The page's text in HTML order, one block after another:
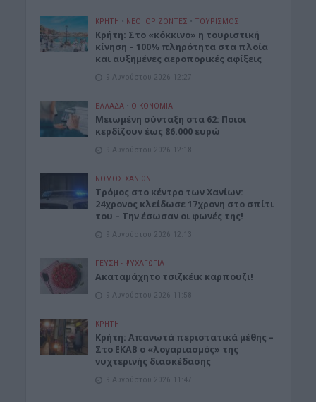
ΚΡΗΤΗ • ΝΕΟΙ ΟΡΙΖΟΝΤΕΣ • ΤΟΥΡΙΣΜΟΣ
Κρήτη: Στο «κόκκινο» η τουριστική
κίνηση – 100% πληρότητα στα πλοία
και αυξημένες αεροπορικές αφίξεις
9 Αυγούστου 2026 12:27
ΕΛΛΑΔΑ • ΟΙΚΟΝΟΜΙΑ
Μειωμένη σύνταξη στα 62: Ποιοι
κερδίζουν έως 86.000 ευρώ
9 Αυγούστου 2026 12:18
ΝΟΜΌΣ ΧΑΝΊΩΝ
Τρόμος στο κέντρο των Χανίων:
24χρονος κλείδωσε 17χρονη στο σπίτι
του – Την έσωσαν οι φωνές της!
9 Αυγούστου 2026 12:13
ΓΕΎΣΗ - ΨΥΧΑΓΩΓΊΑ
Ακαταμάχητο τσιζκέικ καρπουζι!
9 Αυγούστου 2026 11:58
ΚΡΗΤΗ
Κρήτη: Απανωτά περιστατικά μέθης –
Στο ΕΚΑΒ ο «λογαριασμός» της
νυχτερινής διασκέδασης
9 Αυγούστου 2026 11:47